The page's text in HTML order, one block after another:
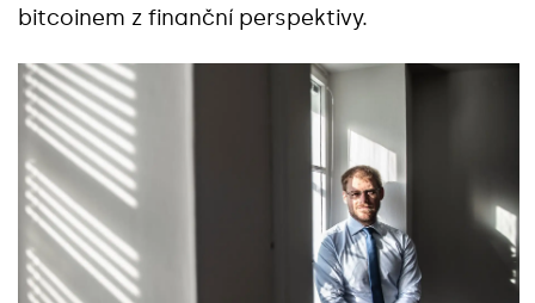
bitcoinem z finanční perspektivy.